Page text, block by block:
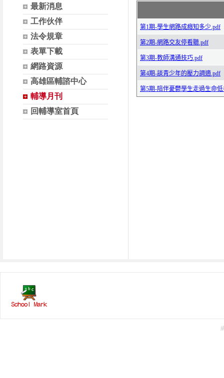
最新消息
工作伙伴
法令規章
表單下載
網路資源
高雄區輔諮中心
輔導月刊
回輔導室首頁